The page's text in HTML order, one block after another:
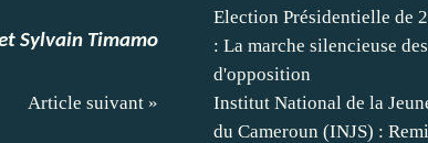
Sylvain Timamo
Article suivant »
Election Présidentielle de
: La marche silencieuse
d'opposition
Institut National de la
du Cameroun (INJS) :